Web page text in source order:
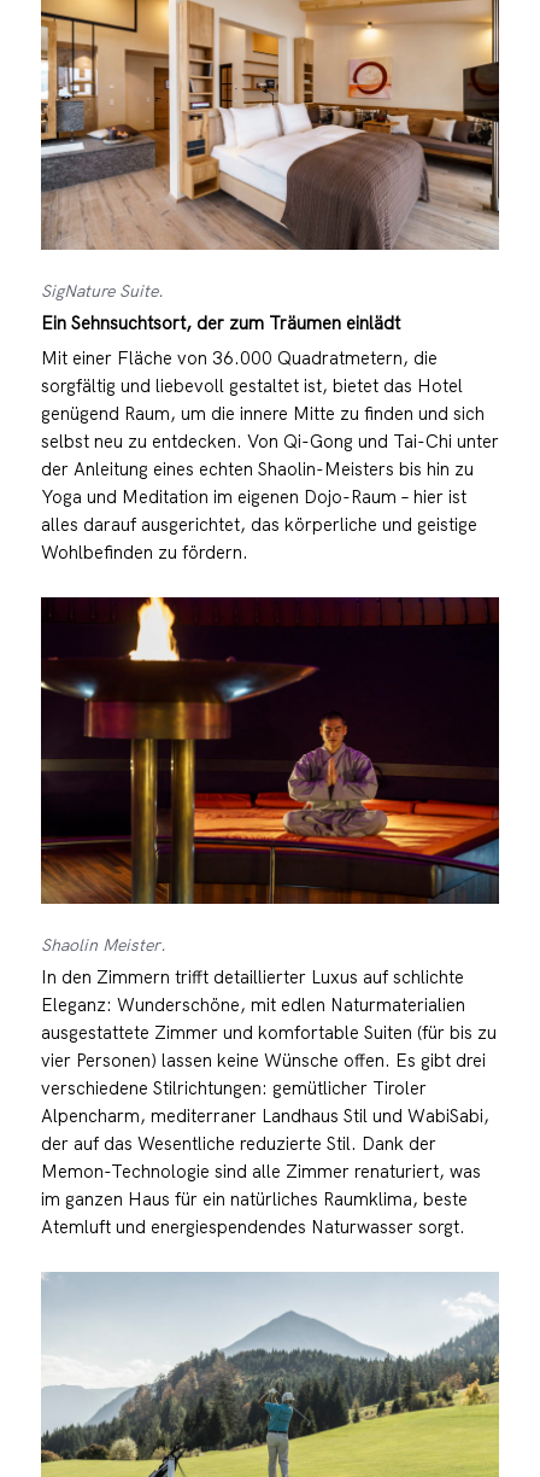
SigNature Suite.
Ein Sehnsuchtsort, der zum Träumen einlädt
Mit einer Fläche von 36.000 Quadratmetern, die
sorgfältig und liebevoll gestaltet ist, bietet das Hotel
genügend Raum, um die innere Mitte zu finden und sich
selbst neu zu entdecken. Von Qi-Gong und Tai-Chi unter
der Anleitung eines echten Shaolin-Meisters bis hin zu
Yoga und Meditation im eigenen Dojo-Raum – hier ist
alles darauf ausgerichtet, das körperliche und geistige
Wohlbefinden zu fördern.
Shaolin Meister.
In den Zimmern trifft detaillierter Luxus auf schlichte
Eleganz: Wunderschöne, mit edlen Naturmaterialien
ausgestattete Zimmer und komfortable Suiten (für bis zu
vier Personen) lassen keine Wünsche offen. Es gibt drei
verschiedene Stilrichtungen: gemütlicher Tiroler
Alpencharm, mediterraner Landhaus Stil und WabiSabi,
der auf das Wesentliche reduzierte Stil. Dank der
Memon-Technologie sind alle Zimmer renaturiert, was
im ganzen Haus für ein natürliches Raumklima, beste
Atemluft und energiespendendes Naturwasser sorgt.